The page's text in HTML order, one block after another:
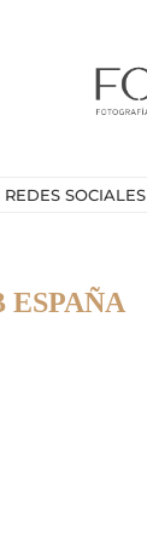
REDES SOCIALES
ESPAÑA